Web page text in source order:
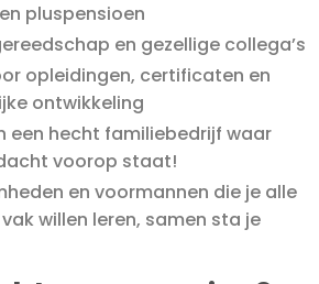
pluspensioen
en gezellige collega’s
opleidingen, certificaten en
ontwikkeling
een hecht familiebedrijf waar
voorop staat!
en voormannen die je alle
willen leren, samen sta je